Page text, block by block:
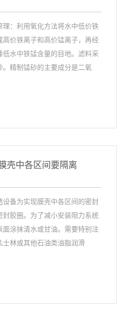
理：利用氧化方法将水中低价铁
高价铁离子和高价锰离子，再经
水中铁锰含量的目地。滤料采
。精制锰砂的主要成分是二氧
壳中各区间要隔离
设备为实现膜壳中各区间的密封
封胶圈。为了减小安装阻力系统
面涂抹清水或甘油。需要特别注
士林或其他石油类油脂润滑